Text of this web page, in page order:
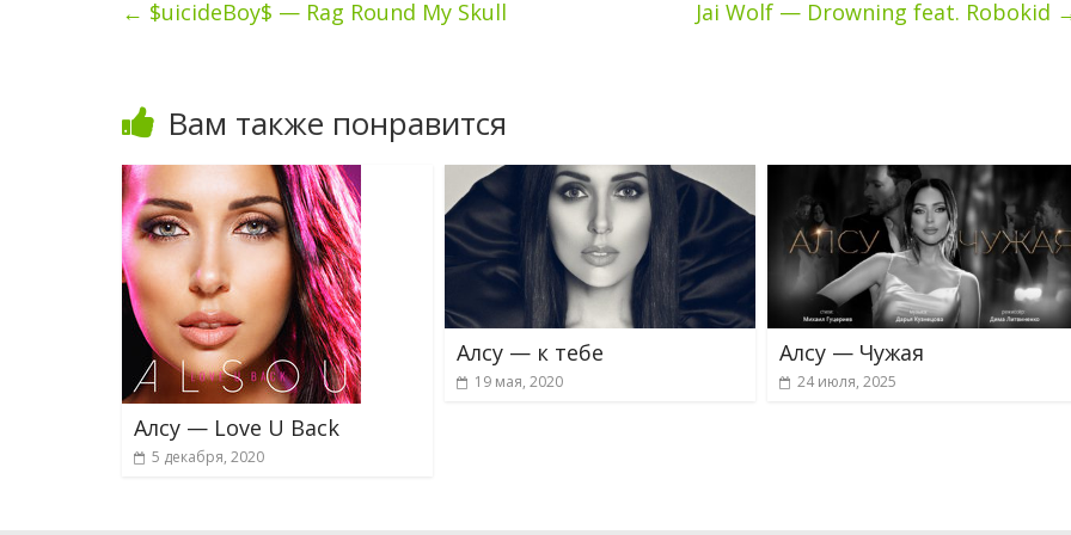
← $uicideBoy$ — Rag Round My Skull Jai Wolf — Drowning feat. Robokid
Вам также понравится
Алсу — Love U Back
5 декабря, 2020
Алсу — к тебе
19 мая, 2020
Алсу — Чужая
24 июля, 2025